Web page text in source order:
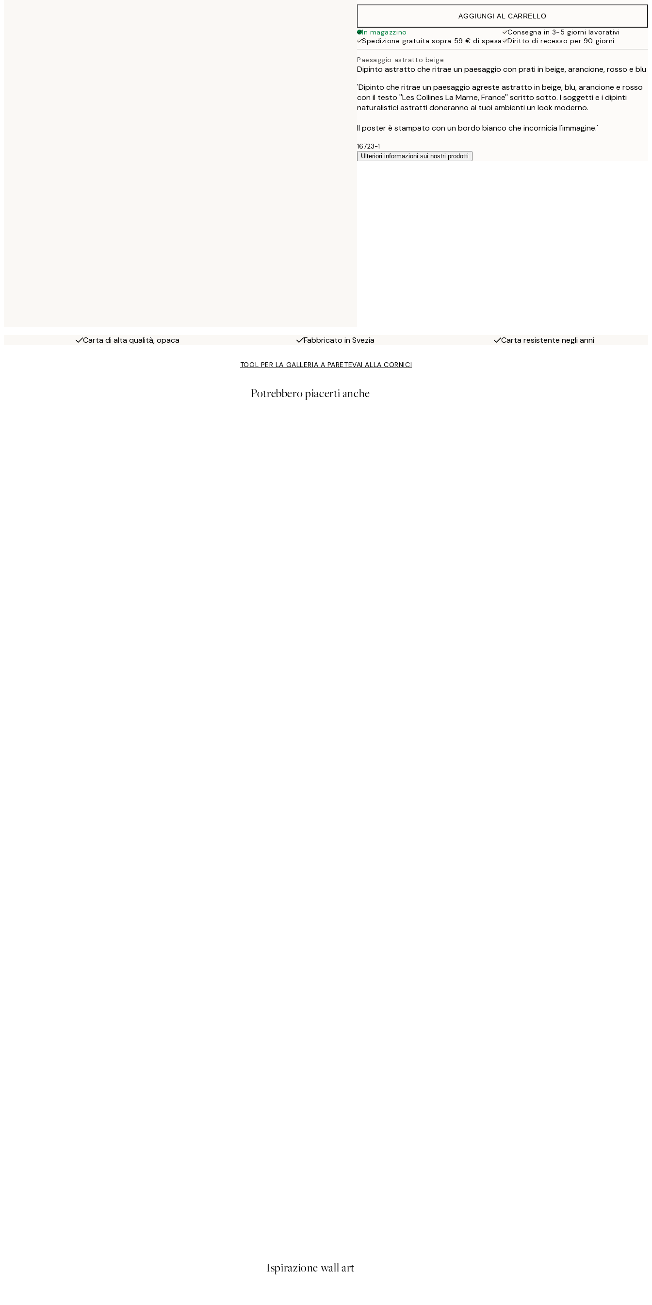
AGGIUNGI AL CARRELLO
In magazzino
Consegna in 3-5 giorni lavorativi
Spedizione gratuita sopra 59 € di spesa
Diritto di recesso per 90 giorni
Paesaggio astratto beige
Dipinto astratto che ritrae un paesaggio con prati in beige, arancione, rosso e blu
'Dipinto che ritrae un paesaggio agreste astratto in beige, blu, arancione e rosso
con il testo ''Les Collines La Marne, France'' scritto sotto. I soggetti e i dipinti
naturalistici astratti doneranno ai tuoi ambienti un look moderno.
Il poster è stampato con un bordo bianco che incornicia l'immagine.'
16723-1
Ulteriori informazioni sui nostri prodotti
Carta di alta qualità, opaca Fabbricato in Svezia Carta resistente negli anni
TOOL PER LA GALLERIA A PARETEVAI ALLA CORNICI
Potrebbero piacerti anche
Ispirazione wall art